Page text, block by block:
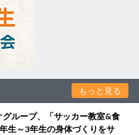
もっと見る
ループ、「サッカー教室&食
生～3年生の身体づくりをサ